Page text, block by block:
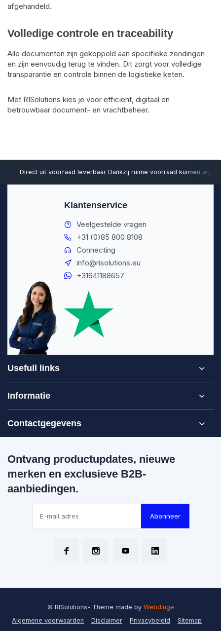
afgehandeld.
Volledige controle en traceability
Alle documenten zijn gekoppeld aan specifieke zendingen
en zijn eenvoudig terug te vinden. Dit zorgt voor volledige
transparantie en controle binnen de logistieke keten.
Met RISolutions kies je voor efficiënt, digitaal en
betrouwbaar document- en vrachtbeheer.
Direct uit voorraad leverbaar Dankzij ruime voorraad kunnen wij
Klantenservice
Veelgestelde vragen
+31 (0)85 800 8108
Connecting
info@risolutions.eu
+31641188657
Usefull links
Informatie
Contactgegevens
Ontvang productupdates, nieuwe
merken en exclusieve B2B-
aanbiedingen.
Abonneer
Algemene voorwaarden Disclaimer Privacybeleid Sitemap
© RISolutions- Theme made by Webdinge